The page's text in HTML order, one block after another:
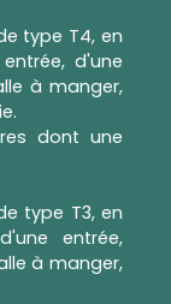
type T4, en
d'une
à manger,
dont une
type T3, en
entrée,
à manger,